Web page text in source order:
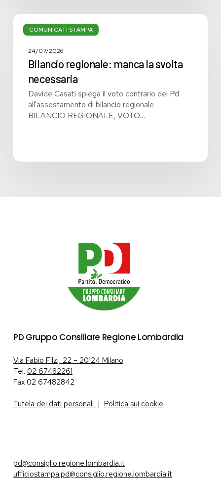
COMUNICATI STAMPA
Bilancio
regionale:
svolta
24/07/2026
Bilancio regionale: manca la svolta
necessaria
Davide Casati spiega il voto contrario del Pd
all'assestamento di bilancio regionale
BILANCIO REGIONALE, VOTO…
PD Gruppo Consiliare Regione Lombardia
Via Fabio Filzi, 22 – 20124 Milano
Tel. 02 67482261
Fax 02 67482842
Tutela dei dati personali | Politica sui cookie
pd@consiglio.regione.lombardia.it
ufficiostampa.pd@consiglio.regione.lombardia.it